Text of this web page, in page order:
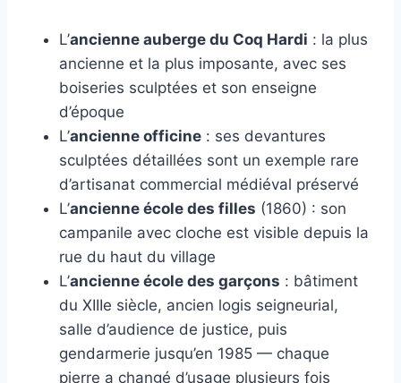
L’ancienne auberge du Coq Hardi : la plus
ancienne et la plus imposante, avec ses
boiseries sculptées et son enseigne
d’époque
L’ancienne officine : ses devantures
sculptées détaillées sont un exemple rare
d’artisanat commercial médiéval préservé
L’ancienne école des filles (1860) : son
campanile avec cloche est visible depuis la
rue du haut du village
L’ancienne école des garçons : bâtiment
du XIIIe siècle, ancien logis seigneurial,
salle d’audience de justice, puis
gendarmerie jusqu’en 1985 — chaque
pierre a changé d’usage plusieurs fois